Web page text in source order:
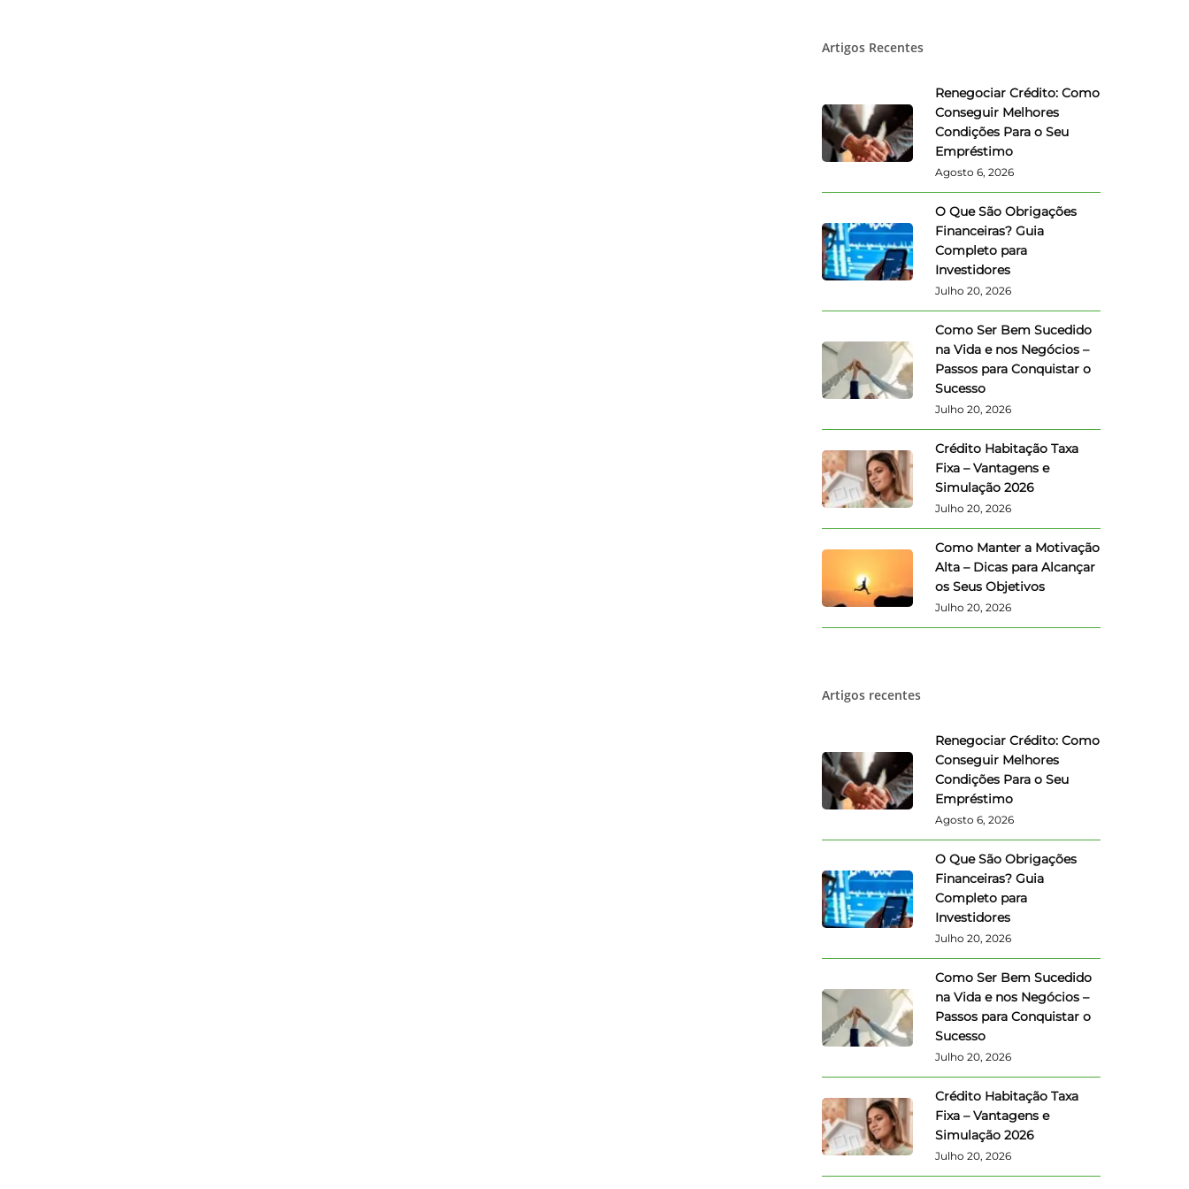
Artigos Recentes
Renegociar Crédito: Como
Conseguir Melhores
Condições Para o Seu
Empréstimo
Agosto 6, 2026
O Que São Obrigações
Financeiras? Guia
Completo para
Investidores
Julho 20, 2026
Como Ser Bem Sucedido
na Vida e nos Negócios –
Passos para Conquistar o
Sucesso
Julho 20, 2026
Crédito Habitação Taxa
Fixa – Vantagens e
Simulação 2026
Julho 20, 2026
Como Manter a Motivação
Alta – Dicas para Alcançar
os Seus Objetivos
Julho 20, 2026
Artigos recentes
Renegociar Crédito: Como
Conseguir Melhores
Condições Para o Seu
Empréstimo
Agosto 6, 2026
O Que São Obrigações
Financeiras? Guia
Completo para
Investidores
Julho 20, 2026
Como Ser Bem Sucedido
na Vida e nos Negócios –
Passos para Conquistar o
Sucesso
Julho 20, 2026
Crédito Habitação Taxa
Fixa – Vantagens e
Simulação 2026
Julho 20, 2026